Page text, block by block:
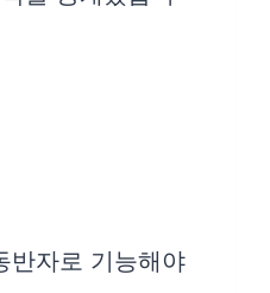
반자로 기능해야